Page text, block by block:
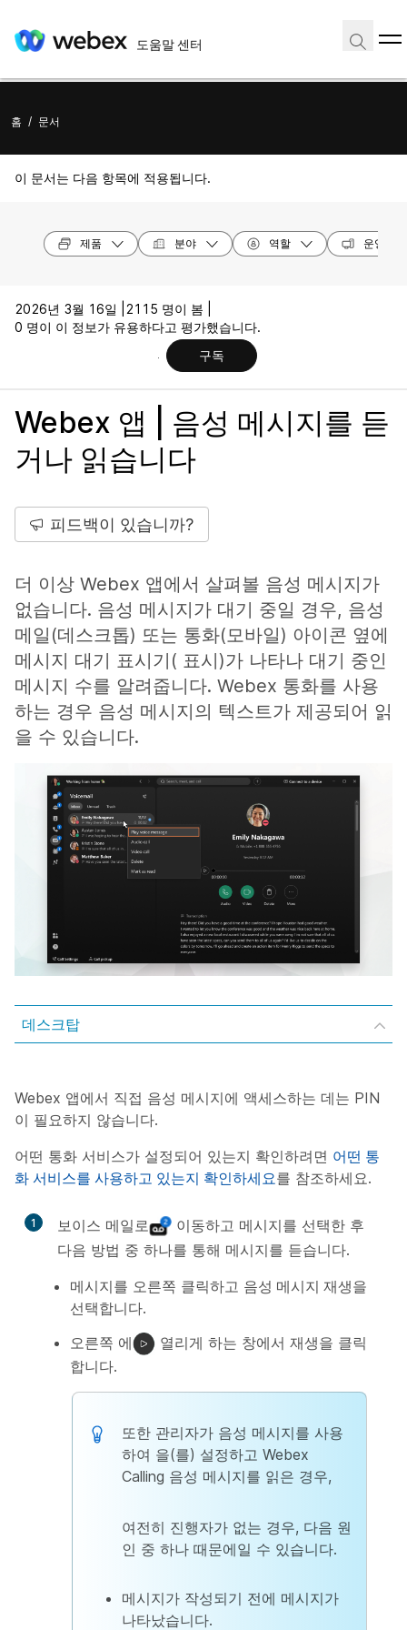
도움말 센터
홈 / 문서
이 문서는 다음 항목에 적용됩니다.
제품 분야 역할 운영 체
2026년 3월 16일 |
2115 명이 봄 |
0 명이 이 정보가 유용하다고 평가했습니다.
구독
Webex 앱 | 음성 메시지를 듣
거나 읽습니다
피드백이 있습니까?
더 이상 Webex 앱에서 살펴볼 음성 메시지가
없습니다. 음성 메시지가 대기 중일 경우, 음성
메일(데스크톱) 또는 통화(모바일) 아이콘 옆에
메시지 대기 표시기( 표시)가 나타나 대기 중인
메시지 수를 알려줍니다. Webex 통화를 사용
하는 경우 음성 메시지의 텍스트가 제공되어 읽
을 수 있습니다.
데스크탑
Webex 앱에서 직접 음성 메시지에 액세스하는 데는 PIN
이 필요하지 않습니다.
어떤 통화 서비스가 설정되어 있는지 확인하려면 어떤 통
화 서비스를 사용하고 있는지 확인하세요를 참조하세요.
1 보이스 메일로
이동하고 메시지를 선택한 후
다음 방법 중 하나를 통해 메시지를 듣습니다.
메시지를 오른쪽 클릭하고 음성 메시지 재생을
선택합니다.
오른쪽 에
열리게 하는 창에서 재생을 클릭
합니다.
또한 관리자가 음성 메시지를 사용
하여 을(를) 설정하고 Webex
Calling 음성 메시지를 읽은 경우,
여전히 진행자가 없는 경우, 다음 원
인 중 하나 때문에일 수 있습니다.
메시지가 작성되기 전에 메시지가
나타났습니다.